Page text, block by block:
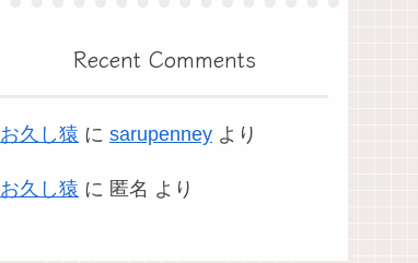
Recent Comments
お久し猿 に sarupenney より
お久し猿 に 匿名 より